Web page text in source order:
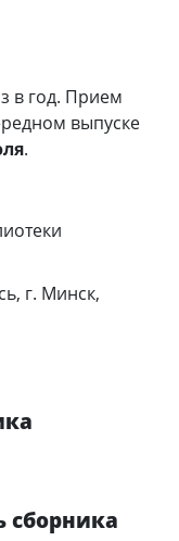
в год. Прием
выпуске
.
г. Минск,
сборника